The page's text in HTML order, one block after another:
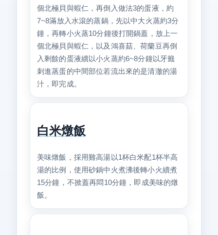
個北極貝與蝦仁，再倒入做法3的蛋液，約
7~8滿放入水滾的蒸鍋，先以中大火蒸約3分
鐘，再轉小火蒸10分鐘後打開鍋蓋，放上一
個北極貝與蝦仁，以及鴻喜菇、荷蘭豆再倒
入剩餘的蛋液續以小火蒸約6~8分鐘以牙籤
刺進蒸蛋的中間部位若流出來的是清澈的湯
汁，即完成。
白米燉飯
美味燉飯，採用雞高湯以1杯白米配1杯半高
湯的比例，使用砂鍋中火煮沸後轉小火續煮
15分鐘，不掀蓋再悶10分鐘，即成美味的燉
飯。